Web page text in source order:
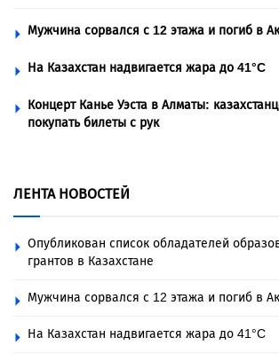
Мужчина сорвался с 12 этажа и погиб в
На Казахстан надвигается жара до 41°C
Концерт Канье Уэста в Алматы:
покупать билеты с рук
ЛЕНТА НОВОСТЕЙ
Опубликован список обладателей
грантов в Казахстане
Мужчина сорвался с 12 этажа и погиб в
На Казахстан надвигается жара до 41°C